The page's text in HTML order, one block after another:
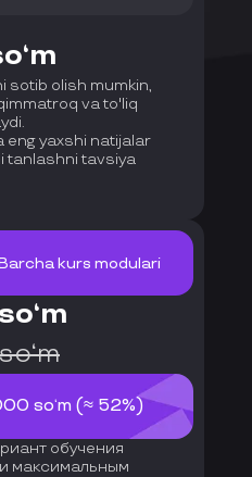
sotib olish mumkin,
va to'liq
eng yaxshi natijalar
tanlashni tavsiya
kurs modulari
so‘m (≈ 52%)
обучения
максимальным